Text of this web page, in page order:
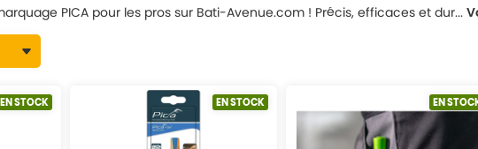
PICA pour les pros sur Bati-Avenue.com ! Précis, efficaces et dur...
EN STOCK EN STOCK EN